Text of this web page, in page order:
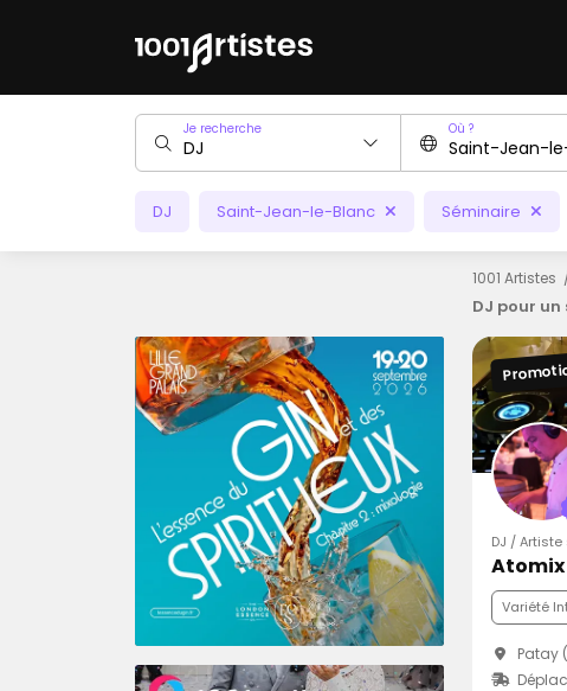
Je recherche Où ?
DJ Saint-Jean-le-Blanc Séminaire
1001 Artistes
DJ pour
DJ /
Atomix
Variété
Patay